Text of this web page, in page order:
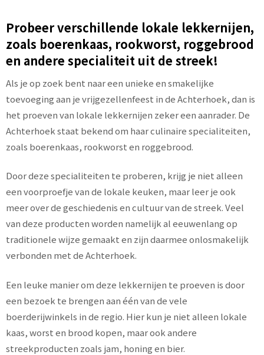
Probeer verschillende lokale lekkernijen,
zoals boerenkaas, rookworst, roggebrood
en andere specialiteit uit de streek!
Als je op zoek bent naar een unieke en smakelijke
toevoeging aan je vrijgezellenfeest in de Achterhoek, dan is
het proeven van lokale lekkernijen zeker een aanrader. De
Achterhoek staat bekend om haar culinaire specialiteiten,
zoals boerenkaas, rookworst en roggebrood.
Door deze specialiteiten te proberen, krijg je niet alleen
een voorproefje van de lokale keuken, maar leer je ook
meer over de geschiedenis en cultuur van de streek. Veel
van deze producten worden namelijk al eeuwenlang op
traditionele wijze gemaakt en zijn daarmee onlosmakelijk
verbonden met de Achterhoek.
Een leuke manier om deze lekkernijen te proeven is door
een bezoek te brengen aan één van de vele
boerderijwinkels in de regio. Hier kun je niet alleen lokale
kaas, worst en brood kopen, maar ook andere
streekproducten zoals jam, honing en bier.